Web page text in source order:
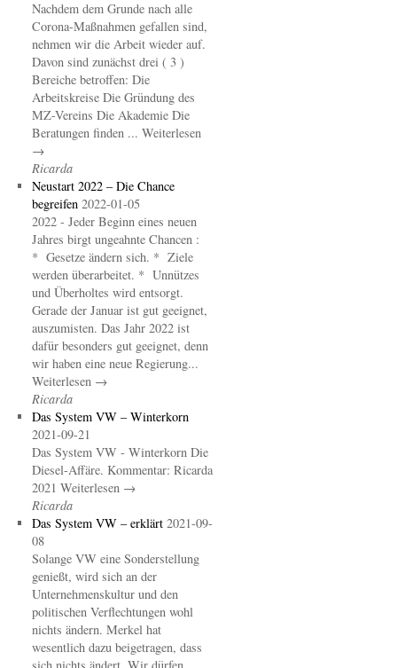
Nachdem dem Grunde nach alle
Corona-Maßnahmen gefallen sind,
nehmen wir die Arbeit wieder auf.
Davon sind zunächst drei ( 3 )
Bereiche betroffen: Die
Arbeitskreise Die Gründung des
MZ-Vereins Die Akademie Die
Beratungen finden ... Weiterlesen
→
Ricarda
Neustart 2022 – Die Chance
begreifen 2022-01-05
2022 - Jeder Beginn eines neuen
Jahres birgt ungeahnte Chancen :
* Gesetze ändern sich. * Ziele
werden überarbeitet. * Unnützes
und Überholtes wird entsorgt.
Gerade der Januar ist gut geeignet,
auszumisten. Das Jahr 2022 ist
dafür besonders gut geeignet, denn
wir haben eine neue Regierung...
Weiterlesen →
Ricarda
Das System VW – Winterkorn
2021-09-21
Das System VW - Winterkorn Die
Diesel-Affäre. Kommentar: Ricarda
2021 Weiterlesen →
Ricarda
Das System VW – erklärt 2021-09-
08
Solange VW eine Sonderstellung
genießt, wird sich an der
Unternehmenskultur und den
politischen Verflechtungen wohl
nichts ändern. Merkel hat
wesentlich dazu beigetragen, dass